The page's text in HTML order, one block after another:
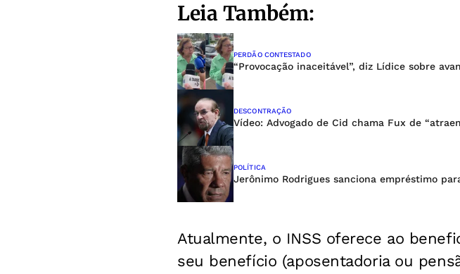
Leia Também:
PERDÃO CONTESTADO
“Provocação inaceitável”, diz Lídice sobre
DESCONTRAÇÃO
Vídeo: Advogado de Cid chama Fux de
POLÍTICA
Jerônimo Rodrigues sanciona empréstimo
Atualmente, o INSS oferece ao
seu benefício (aposentadoria ou